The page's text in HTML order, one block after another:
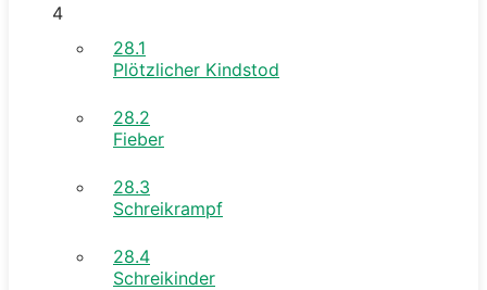
4
28.1
Plötzlicher Kindstod
28.2
Fieber
28.3
Schreikrampf
28.4
Schreikinder